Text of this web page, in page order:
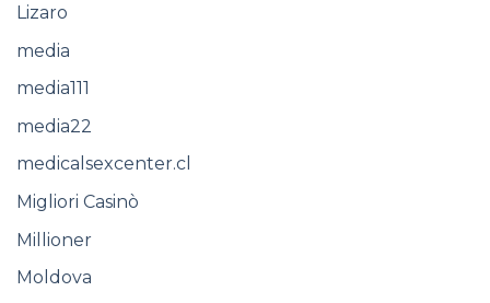
Lizaro
media
media111
media22
medicalsexcenter.cl
Migliori Casinò
Millioner
Moldova